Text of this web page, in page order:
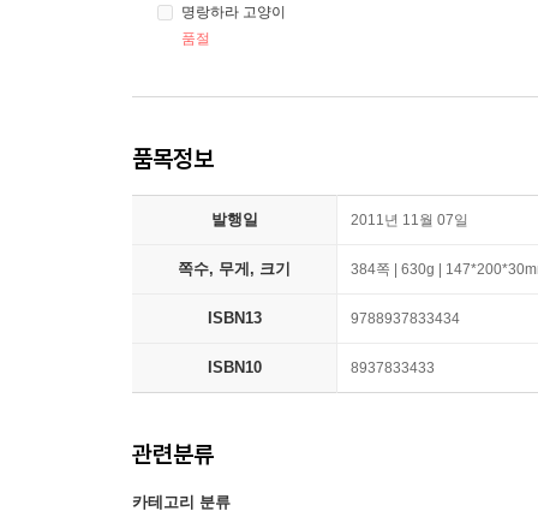
명랑하라 고양이
품절
품목정보
발행일 2011년 11월 07일
쪽수, 무게, 크기 384쪽 | 630g |
ISBN13 9788937833434
ISBN10 8937833433
관련분류
카테고리 분류